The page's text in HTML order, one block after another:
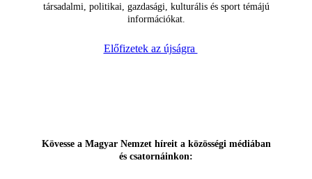
társadalmi, politikai, gazdasági, kulturális és sport témájú
információkat.
Előfizetek az újságra
Kövesse a Magyar Nemzet híreit a közösségi médiában
és csatornáinkon: